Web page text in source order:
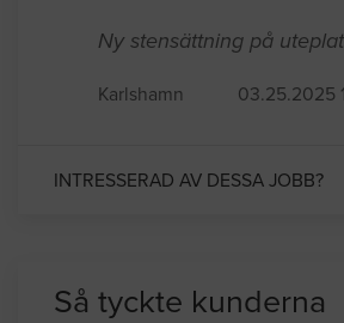
Ny stensättning på
Karlshamn 03.25.2025
INTRESSERAD AV DESSA JOBB?
Så tyckte kunderna